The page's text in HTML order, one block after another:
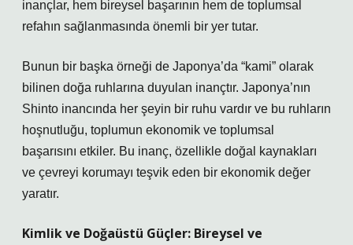
inançlar, hem bireysel başarının hem de toplumsal
refahın sağlanmasında önemli bir yer tutar.
Bunun bir başka örneği de Japonya’da “kami” olarak
bilinen doğa ruhlarına duyulan inançtır. Japonya’nın
Shinto inancında her şeyin bir ruhu vardır ve bu ruhların
hoşnutluğu, toplumun ekonomik ve toplumsal
başarısını etkiler. Bu inanç, özellikle doğal kaynakları
ve çevreyi korumayı teşvik eden bir ekonomik değer
yaratır.
Kimlik ve Doğaüstü Güçler: Bireysel ve